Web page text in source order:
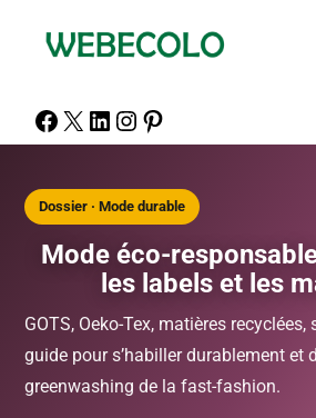
Dossier · Mode durable
Mode éco-
les labels et les
GOTS, Oeko-Tex, matières
guide pour s’habiller durablement et
greenwashing de la fast-fashion.